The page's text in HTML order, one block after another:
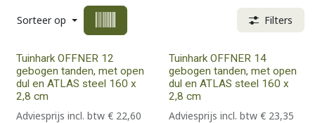
Sorteer op Filters
Tuinhark OFFNER 12
gebogen tanden, met open
dul en ATLAS steel 160 x
2,8 cm
Adviesprijs incl. btw € 22,60
Tuinhark OFFNER 14
gebogen tanden, met open
dul en ATLAS steel 160 x
2,8 cm
Adviesprijs incl. btw € 23,35